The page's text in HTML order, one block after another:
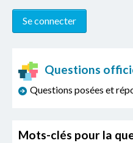
Questions
Questions posées et
Mots-clés pour la